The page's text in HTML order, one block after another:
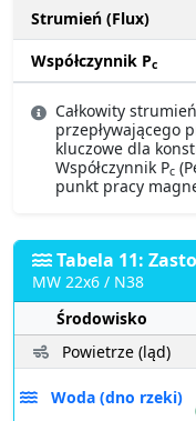
Strumień (Flux)
Współczynnik Pc
Całkowity
przepływającego
kluczowe dla
Współczynnik Pc
punkt pracy
Tabela 11:
MW 22x6 / N38
Środowisko
Powietrze (ląd)
Woda (dno rzeki)